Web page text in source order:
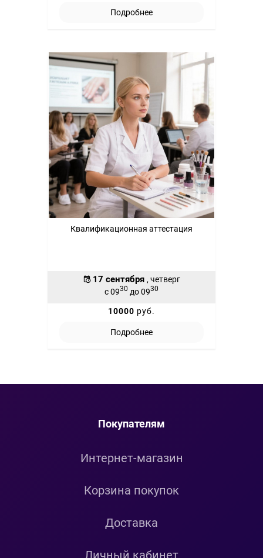
Подробнее
Квалификационная аттестация
17 сентября , четверг
с 0930 до 0930
10000 руб.
Подробнее
Покупателям
Интернет-магазин
Корзина покупок
Доставка
Личный кабинет